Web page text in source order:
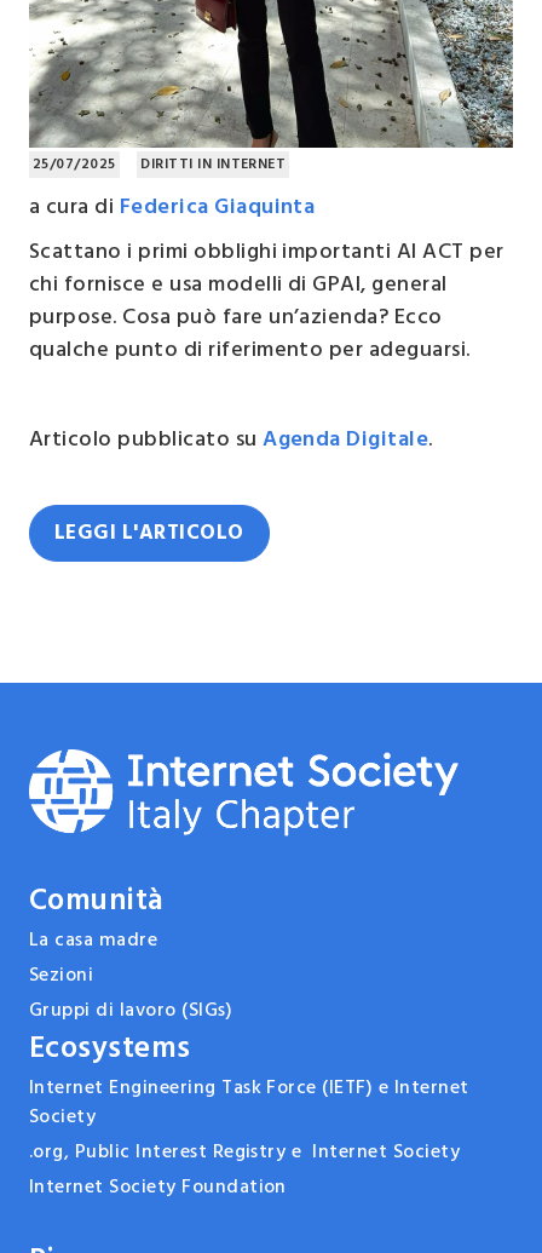
25/07/2025 DIRITTI IN INTERNET
a cura di Federica Giaquinta
Scattano i primi obblighi importanti AI ACT per
chi fornisce e usa modelli di GPAI, general
purpose. Cosa può fare un’azienda? Ecco
qualche punto di riferimento per adeguarsi.
Articolo pubblicato suAgenda Digitale.
LEGGI L'ARTICOLO
Comunità
La casa madre
Sezioni
Gruppi di lavoro (SIGs)
Ecosystems
Internet Engineering Task Force (IETF) e Internet
Society
.org, Public Interest Registry e Internet Society
Internet Society Foundation